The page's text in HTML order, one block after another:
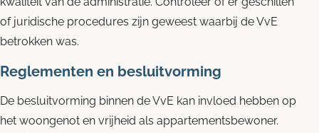
of juridische procedures zijn geweest waarbij de VvE
betrokken was.
Reglementen en besluitvorming
De besluitvorming binnen de VvE kan invloed hebben op
het woongenot en vrijheid als appartementsbewoner.